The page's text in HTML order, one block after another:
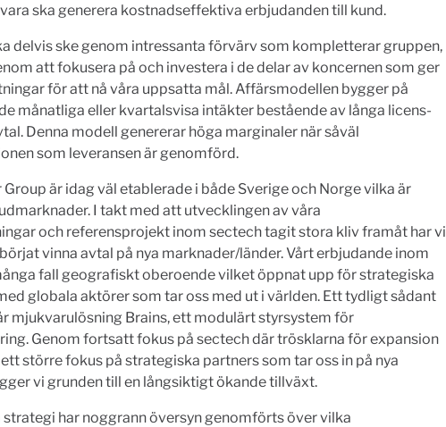
ska generera kostnadseffektiva erbjudanden till kund.
delvis ske genom intressanta förvärv som kompletterar gruppen,
att fokusera på och investera i de delar av koncernen som ger
för att nå våra uppsatta mål. Affärsmodellen bygger på
månatliga eller kvartalsvisa intäkter bestående av långa licens-
Denna modell genererar höga marginaler när såväl
som leveransen är genomförd.
Group är idag väl etablerade i både Sverige och Norge vilka är
I takt med att utvecklingen av våra
och referensprojekt inom sectech tagit stora kliv framåt har vi
vinna avtal på nya marknader/länder. Vårt erbjudande inom
fall geografiskt oberoende vilket öppnat upp för strategiska
globala aktörer som tar oss med ut i världen. Ett tydligt sådant
mjukvarulösning Brains, ett modulärt styrsystem för
Genom fortsatt fokus på sectech där trösklarna för expansion
större fokus på strategiska partners som tar oss in på nya
vi grunden till en långsiktigt ökande tillväxt.
strategi har noggrann översyn genomförts över vilka